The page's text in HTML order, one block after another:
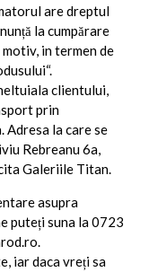
are dreptul
la cumpărare
in termen de
clientului,
prin
Adresa la care se
Rebreanu 6a,
Galeriile Titan.
asupra
puteți suna la 0723
iar daca vreți sa